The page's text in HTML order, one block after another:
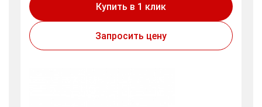
Купить в 1 клик
Запросить цену